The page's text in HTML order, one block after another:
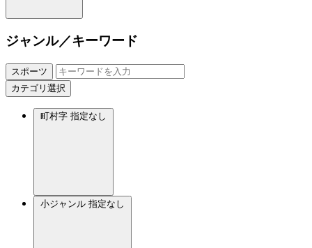
ジャンル／キーワード
スポーツ
カテゴリ選択
町村字 指定なし
小ジャンル 指定なし